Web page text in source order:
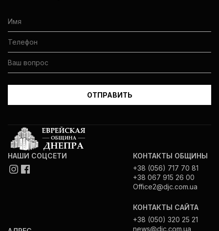
НАШИ СОЦСЕТИ
КОНТАКТЫ ОБЩИНЫ
+38 (056) 717 70 81
+38 067 915 26 00
Office2@djc.com.ua
КОНТАКТЫ САЙТА
+38 (050) 320 25 21
news@djc.com.ua